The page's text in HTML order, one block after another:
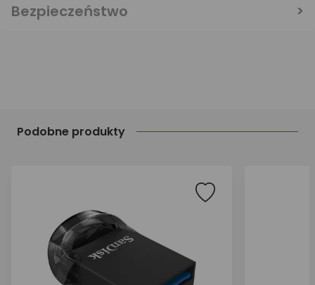
Podobne produkty
Bezpieczeństwo